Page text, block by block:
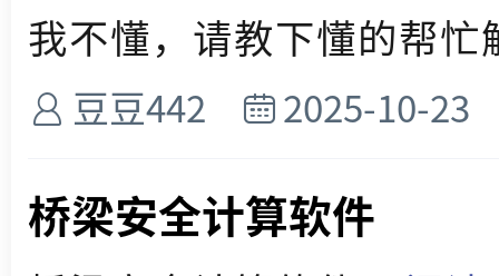
我不懂，请教下懂的帮忙
豆豆442 2025-10-23
桥梁安全计算软件